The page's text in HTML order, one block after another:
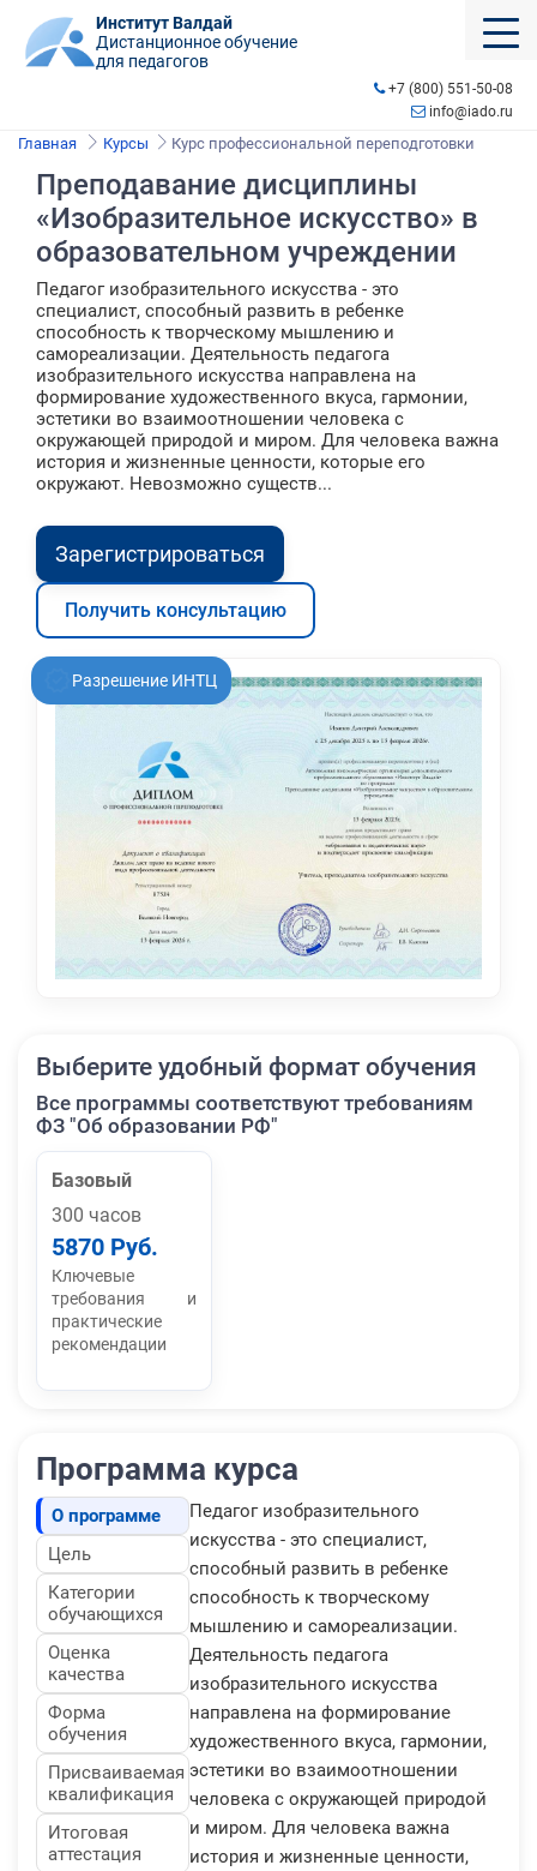
Институт Валдай
Дистанционное обучение
для педагогов
+7 (800) 551-50-08
info@iado.ru
Главная Курсы Курс профессиональной переподготовки
Преподавание дисциплины
«Изобразительное искусство» в
образовательном учреждении
Педагог изобразительного искусства - это
специалист, способный развить в ребенке
способность к творческому мышлению и
самореализации. Деятельность педагога
изобразительного искусства направлена на
формирование художественного вкуса, гармонии,
эстетики во взаимоотношении человека с
окружающей природой и миром. Для человека важна
история и жизненные ценности, которые его
окружают. Невозможно существ...
Зарегистрироваться
Получить консультацию
Разрешение ИНТЦ
Выберите удобный формат обучения
Все программы соответствуют требованиям
ФЗ "Об образовании РФ"
Базовый
300 часов
5870 Руб.
Ключевые
требования и
практические
рекомендации
Программа курса
О программе
Цель
Категории
обучающихся
Оценка
качества
Форма
обучения
Присваиваемая
квалификация
Итоговая
аттестация
Педагог изобразительного
искусства - это специалист,
способный развить в ребенке
способность к творческому
мышлению и самореализации.
Деятельность педагога
изобразительного искусства
направлена на формирование
художественного вкуса, гармонии,
эстетики во взаимоотношении
человека с окружающей природой
и миром. Для человека важна
история и жизненные ценности,